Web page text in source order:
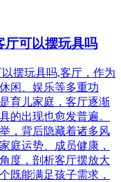
厅可以摆玩具吗
摆玩具吗,客厅，作为
闲、娱乐等多重功
育儿家庭，客厅逐渐
的出现也愈发普遍。
，背后隐藏着诸多风
庭运势、成员健康，
度，剖析客厅摆放大
既能满足孩子需求，